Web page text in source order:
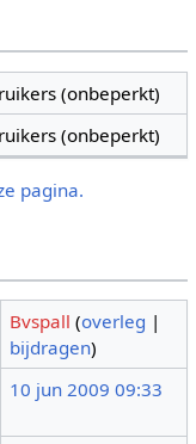
(onbeperkt)
(onbeperkt)
pagina.
Bvspall (overleg |
bijdragen)
10 jun 2009 09:33